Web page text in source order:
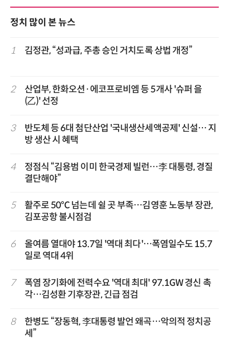
정치 많이 본 뉴스
1 김정관, “성과급, 주총 승인 거치도록 상법 개정”
2
산업부, 한화오션·에코프로비엠 등 5개사 '슈퍼 을
(乙)' 선정
3
반도체 등 6대 첨단산업 '국내생산세액공제' 신설… 지
방 생산 시 혜택
4
정점식 “김용범 이미 한국경제 빌런…李 대통령, 경질
결단해야”
5
활주로 50℃ 넘는데 쉴 곳 부족…김영훈 노동부 장관,
김포공항 불시점검
6
올여름 열대야 13.7일 '역대 최다'…폭염일수도 15.7
일로 역대 4위
7
폭염 장기화에 전력수요 '역대 최대' 97.1GW 경신 촉
각…김성환 기후장관, 긴급 점검
8
한병도 “장동혁, 李대통령 발언 왜곡…악의적 정치공
세”